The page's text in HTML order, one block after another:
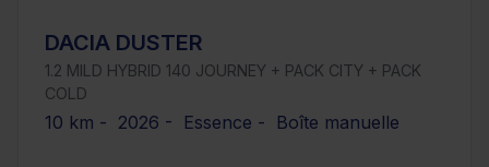
DACIA DUSTER
1.2 MILD HYBRID 140 JOURNEY + PACK CITY + PACK
COLD
10 km - 2026 - Essence - Boîte manuelle